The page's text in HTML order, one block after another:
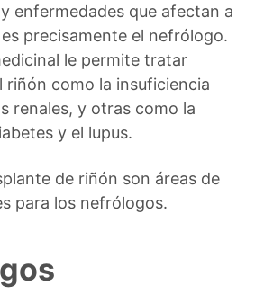
enfermedades que afectan a
precisamente el nefrólogo.
le permite tratar
riñón como la insuficiencia
renales, y otras como la
y el lupus.
de riñón son áreas de
para los nefrólogos.